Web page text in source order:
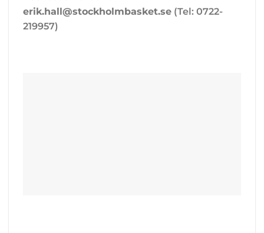
erik.hall@stockholmbasket.se (Tel: 0722-
219957)